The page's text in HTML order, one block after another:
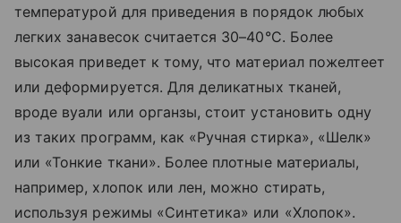
температурой для приведения в порядок любых
легких занавесок считается 30–40°C. Более
высокая приведет к тому, что материал пожелтеет
или деформируется. Для деликатных тканей,
вроде вуали или органзы, стоит установить одну
из таких программ, как «‎Ручная стирка», «‎Шелк»
или «‎Тонкие ткани». Более плотные материалы,
например, хлопок или лен, можно стирать,
используя режимы «‎Синтетика» или «‎Хлопок».